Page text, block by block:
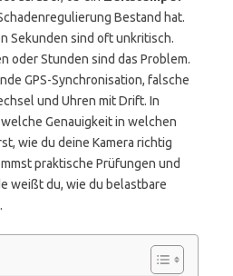
Bestand hat.
Sekunden sind oft unkritisch.
oder Stunden sind das Problem.
GPS-Synchronisation, falsche
und Uhren mit Drift. In
Genauigkeit in welchen
wie du deine Kamera richtig
praktische Prüfungen und
weißt du, wie du belastbare